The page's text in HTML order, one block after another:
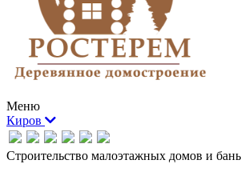
Меню
Киров
Строительство малоэтажных домов и